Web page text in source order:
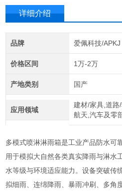
详细介绍
品牌 爱佩科技/APKJ
价格区间 1万-2万
产地类别 国产
应用领域
建材/家具,道路
航天,汽车及零
多模式喷淋淋雨箱是工业产品防水可
用于模拟大自然各类真实降雨与淋水
水等级与环境适应能力。设备突破传
拟细雨、连绵降雨、暴雨冲刷、多角